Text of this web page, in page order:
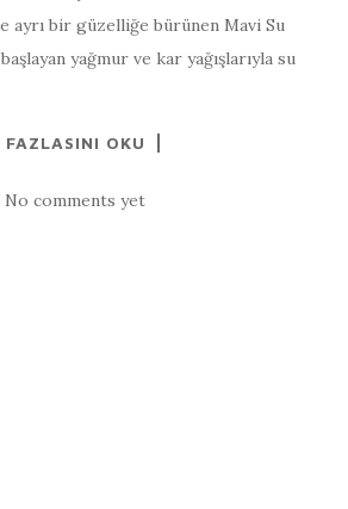
ayrı bir güzelliğe bürünen Mavi Su
yağmur ve kar yağışlarıyla su
FAZLASINI OKU
No comments yet